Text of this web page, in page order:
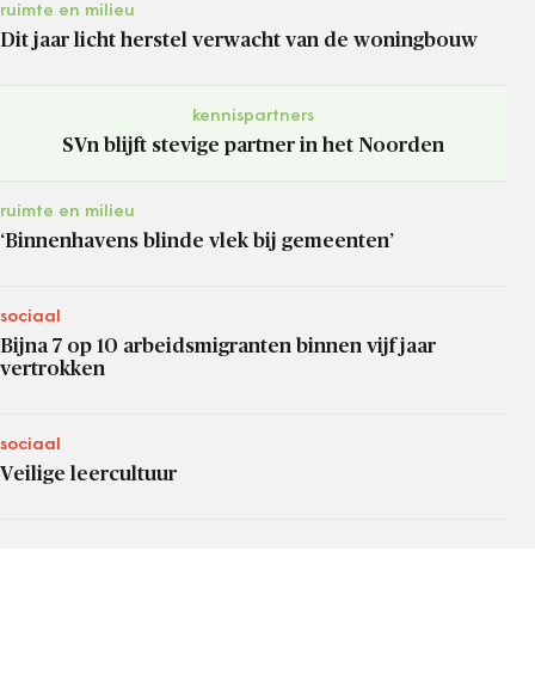
ruimte en milieu
Dit jaar licht herstel verwacht van de woningbouw
kennispartners
SVn blijft stevige partner in het Noorden
ruimte en milieu
‘Binnenhavens blinde vlek bij gemeenten’
sociaal
Bijna 7 op 10 arbeidsmigranten binnen vijf jaar
vertrokken
sociaal
Veilige leercultuur